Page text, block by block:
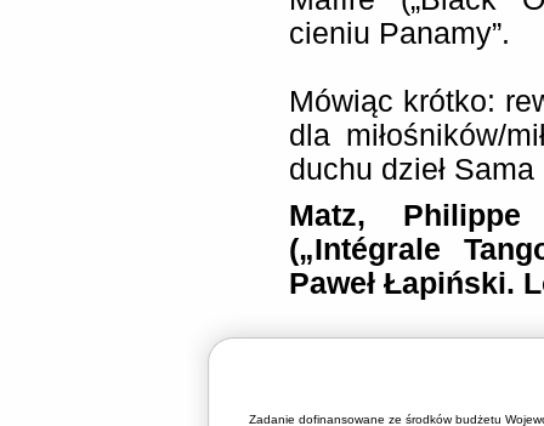
cieniu Panamy”.
Mówiąc krótko:
dla miłośników/
duchu dzieł
Matz,
(„Intégrale
Paweł Łapiński.
Zadanie dofinansowane ze środków budżetu